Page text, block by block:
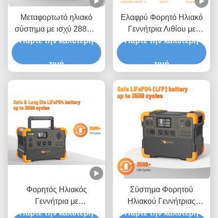
Μεταφορτωτό ηλιακό
σύστημα με ισχύ 288Wh
3500
και 1ετή εγγύηση
Πάρτε την καλύτερη
τιμή
Ελαφρύ Φορητό Ηλιακό
Γεννήτρια Λιθίου με
2200W Καθαρό
και 2 Ώρες Χρόνο
Πάρτε την καλύτερη
τιμή
Φορητός Ηλιακός
Γεννήτρια με
χωρητικότητα μπαταρίας
Πάρτε την καλύτερη
Σύστημα Φορητού
Ηλιακού Γεννήτριας
2200W 3500 Κύκλων
Πάρτε την καλύτερη